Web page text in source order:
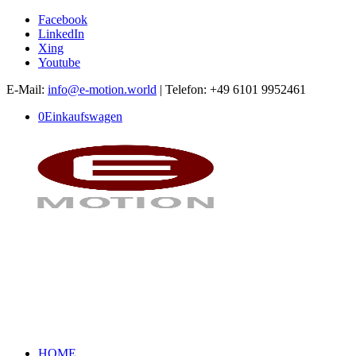
Facebook
LinkedIn
Xing
Youtube
E-Mail: info@e-motion.world | Telefon: +49 6101 9952461
0Einkaufswagen
HOME